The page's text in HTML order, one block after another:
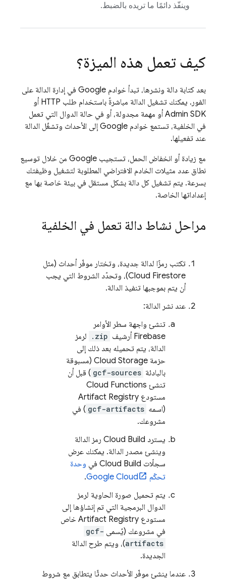
وينفّذ دائمًا ما تريده بالضبط.
كيف تعمل هذه الميزة؟
بعد كتابة دالة ونشرها، تبدأ خوادم Google في إدارة الدالة على
الفور. يمكنك تشغيل الدالة مباشرةً باستخدام طلب HTTP أو
Admin SDK أو مهمة مجدولة، أو في حالة الدوال التي تعمل
في الخلفية، تستمع خوادم Google إلى الأحداث وتشغّل الدالة
عند تفعيلها.
مع زيادة أو انخفاض الحمل، تستجيب Google من خلال توسيع
نطاق عدد مثيلات الخادم الافتراضي المطلوبة لتشغيل وظيفتك
بسرعة. يتم تشغيل كل دالة بشكل مستقل في بيئة خاصة بها مع
إعداداتها الخاصة.
مراحل نشاط دالة تعمل في الخلفية
تكتب رمزًا لدالة جديدة، وتختار موفّر أحداث (مثل
Cloud Firestore)، وتحدّد الشروط التي يجب
أن يتم بموجبها تنفيذ الدالة.
عند نشر الدالة:
تنشئ واجهة سطر الأوامر
Firebase أرشيف .zip
لرمز
الدالة، يتم تحميله بعد ذلك إلى
حزمة Cloud Storage (مسبوقة
بالبادئة gcf-sources ) قبل أن
تنشئ Cloud Functions
مستودع Artifact Registry
(اسمه gcf-artifacts ) في
مشروعك.
يسترد Cloud Build رمز الدالة
وينشئ مصدر الدالة. يمكنك عرض
سجلّات Cloud Build في وحدة
تحكّم
Google Cloud
.
يتم تحميل صورة الحاوية لرمز
الدوال البرمجية التي تم إنشاؤها إلى
مستودع Artifact Registry خاص
في مشروعك (يُسمى gcf-
artifacts)، ويتم طرح الدالة
الجديدة.
عندما ينشئ موفّر الأحداث حدثًا يتطابق مع شروط